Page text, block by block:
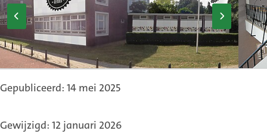
Vorige
afbeelding
Volgende
afbeelding
Gepubliceerd: 14 mei 2025
Gewijzigd: 12 januari 2026